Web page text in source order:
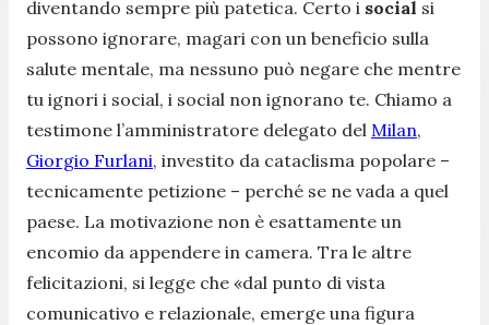
diventando sempre più patetica. Certo i social si
possono ignorare, magari con un beneficio sulla
salute mentale, ma nessuno può negare che mentre
tu ignori i social, i social non ignorano te. Chiamo a
testimone l’amministratore delegato del Milan,
Giorgio Furlani, investito da cataclisma popolare –
tecnicamente petizione – perché se ne vada a quel
paese. La motivazione non è esattamente un
encomio da appendere in camera. Tra le altre
felicitazioni, si legge che «dal punto di vista
comunicativo e relazionale, emerge una figura